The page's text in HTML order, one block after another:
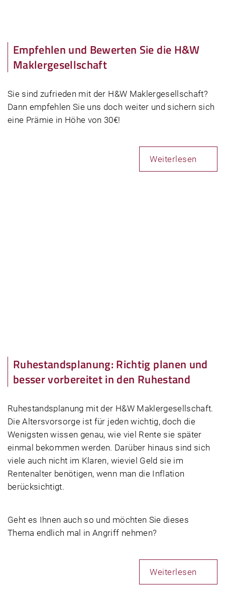
Empfehlen und Bewerten Sie die H&W
Maklergesellschaft
Sie sind zufrieden mit der H&W Maklergesellschaft?
Dann empfehlen Sie uns doch weiter und sichern sich
eine Prämie in Höhe von 30€!
Weiterlesen
Ruhestandsplanung: Richtig planen und
besser vorbereitet in den Ruhestand
Ruhestandsplanung mit der H&W Maklergesellschaft.
Die Altersvorsorge ist für jeden wichtig, doch die
Wenigsten wissen genau, wie viel Rente sie später
einmal bekommen werden. Darüber hinaus sind sich
viele auch nicht im Klaren, wieviel Geld sie im
Rentenalter benötigen, wenn man die Inflation
berücksichtigt.
Geht es Ihnen auch so und möchten Sie dieses
Thema endlich mal in Angriff nehmen?
Weiterlesen